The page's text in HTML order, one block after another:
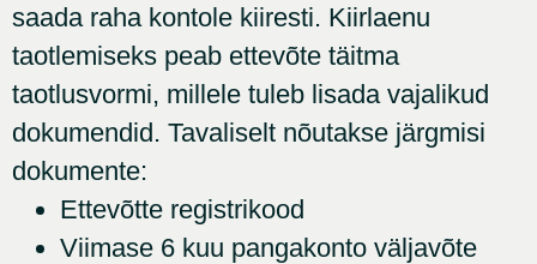
saada raha kontole kiiresti. Kiirlaenu
taotlemiseks peab ettevõte täitma
taotlusvormi, millele tuleb lisada vajalikud
dokumendid. Tavaliselt nõutakse järgmisi
dokumente:
Ettevõtte registrikood
Viimase 6 kuu pangakonto väljavõte